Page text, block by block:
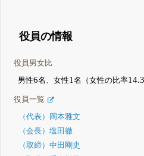
役員の情報
役員男女比
男性6名、女性1 名（女性の比率14.3
役員一覧
（代表）岡本雅文
（会長）塩田徹
（取締）中田剛史